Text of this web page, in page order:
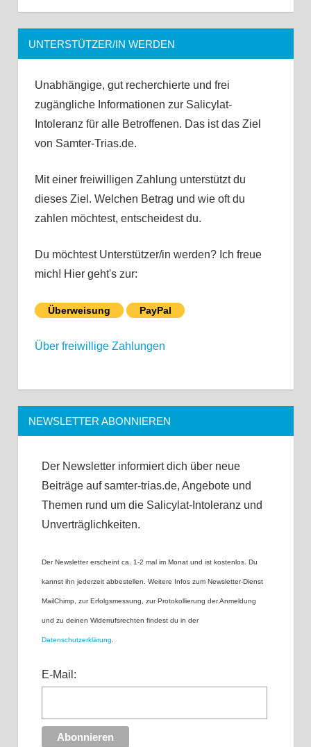
UNTERSTÜTZER/IN WERDEN
Unabhängige, gut recherchierte und frei
zugängliche Informationen zur Salicylat-
Intoleranz für alle Betroffenen. Das ist das Ziel
von Samter-Trias.de.
Mit einer freiwilligen Zahlung unterstützt du
dieses Ziel. Welchen Betrag und wie oft du
zahlen möchtest, entscheidest du.
Du möchtest Unterstützer/in werden? Ich freue
mich! Hier geht's zur:
Überweisung PayPal
Über freiwillige Zahlungen
NEWSLETTER ABONNIEREN
Der Newsletter informiert dich über neue
Beiträge auf samter-trias.de, Angebote und
Themen rund um die Salicylat-Intoleranz und
Unverträglichkeiten.
Der Newsletter erscheint ca. 1-2 mal im Monat und ist kostenlos. Du
kannst ihn jederzeit abbestellen. Weitere Infos zum Newsletter-Dienst
MailChimp, zur Erfolgsmessung, zur Protokollierung der Anmeldung
und zu deinen Widerrufsrechten findest du in der
Datenschutzerklärung.
E-Mail: